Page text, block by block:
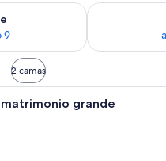
9
para esta noche, ago 8 -
Consulta la
2 camas
Una habitación de hotel con
grande